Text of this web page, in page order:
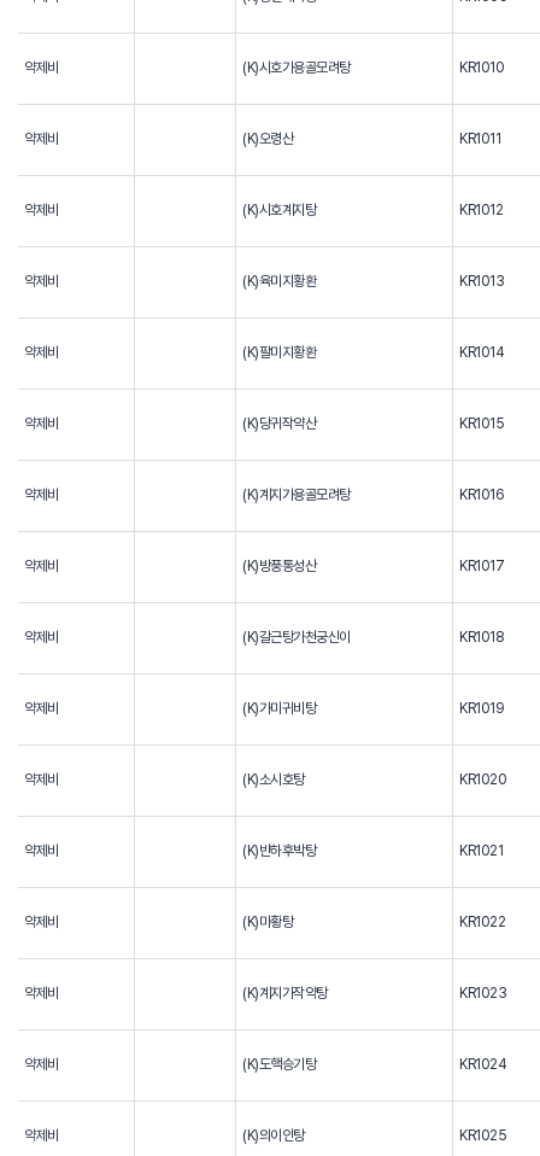
약제비 (K)시호가용골모려탕 KR1010
약제비 (K)오령산 KR1011
약제비 (K)시호계지탕 KR1012
약제비 (K)육미지황환 KR1013
약제비 (K)팔미지황환 KR1014
약제비 (K)당귀작약산 KR1015
약제비 (K)계지가용골모려탕 KR1016
약제비 (K)방풍통성산 KR1017
약제비 (K)갈근탕가천궁신이 KR1018
약제비 (K)가미귀비탕 KR1019
약제비 (K)소시호탕 KR1020
약제비 (K)반하후박탕 KR1021
약제비 (K)마황탕 KR1022
약제비 (K)계지가작약탕 KR1023
약제비 (K)도핵승기탕 KR1024
약제비 (K)의이인탕 KR1025